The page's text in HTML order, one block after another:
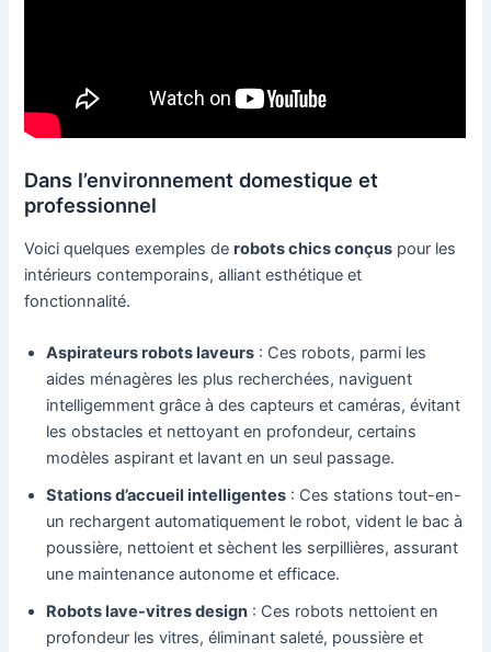
Dans l’environnement domestique et
professionnel
Voici quelques exemples derobots chics conçus pour les
intérieurs contemporains, alliant esthétique et
fonctionnalité.
Aspirateurs robots laveurs : Ces robots, parmi les
aides ménagères les plus recherchées, naviguent
intelligemment grâce à des capteurs et caméras, évitant
les obstacles et nettoyant en profondeur, certains
modèles aspirant et lavant en un seul passage.
Stations d’accueil intelligentes : Ces stations tout-en-
un rechargent automatiquement le robot, vident le bac à
poussière, nettoient et sèchent les serpillières, assurant
une maintenance autonome et efficace.
Robots lave-vitres design : Ces robots nettoient en
profondeur les vitres, éliminant saleté, poussière et